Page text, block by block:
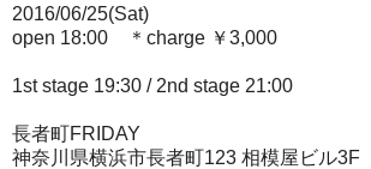
2016/06/25(Sat)
open 18:00 ＊charge ￥3,000
1st stage 19:30 / 2nd stage 21:00
長者町FRIDAY
神奈川県横浜市長者町123 相模屋ビル3F